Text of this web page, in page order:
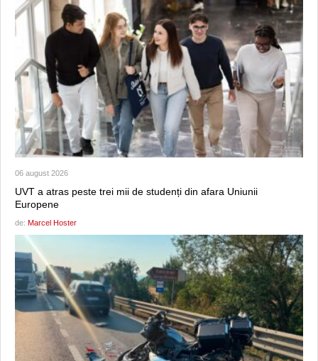
06 august 2026
UVT a atras peste trei mii de studenți din afara Uniunii
Europene
de: Marcel Hoster